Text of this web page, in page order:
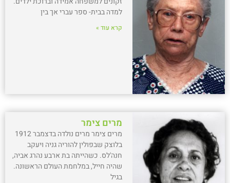
למדה בבית- ספר עברי אך בין
קרא עוד »
מרים צימר
מרים צימר מרים נולדה בדצמבר 1912
בלוצק שבפולין להוריה גניה ויעקב
חנה'לס. כשהייתה בת ארבע נהרג אביה,
שהיה חייל, במלחמת העולם הראשונה.
בגיל